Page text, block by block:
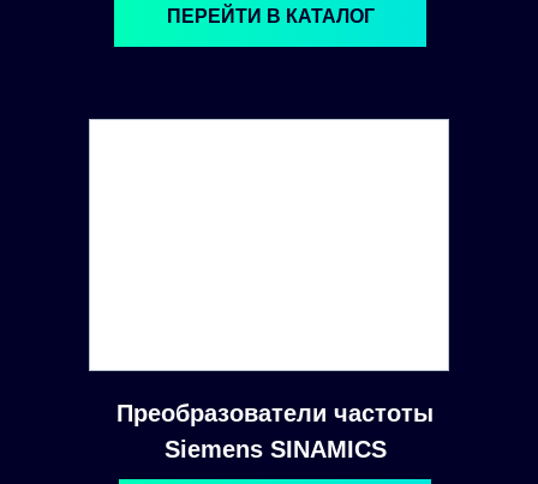
ПЕРЕЙТИ В КАТАЛОГ
Преобразователи частоты
Siemens SINAMICS